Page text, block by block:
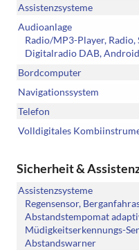
Assistenzsysteme
Audioanlage
Radio/MP3-Player, Radio,
Digitalradio DAB,
Bordcomputer
Navigationssystem
Telefon
Volldigitales
Sicherheit &
Assistenzsysteme
Regensensor,
Abstandstempomat
Müdigkeitserkennungs-
Abstandswarner